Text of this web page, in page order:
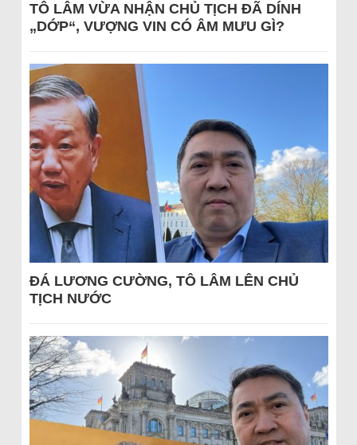
TÔ LÂM VỪA NHẬN CHỦ TỊCH ĐÃ DÍNH
„DỚP“, VƯỢNG VIN CÓ ÂM MƯU GÌ?
ĐÁ LƯƠNG CƯỜNG, TÔ LÂM LÊN CHỦ
TỊCH NƯỚC